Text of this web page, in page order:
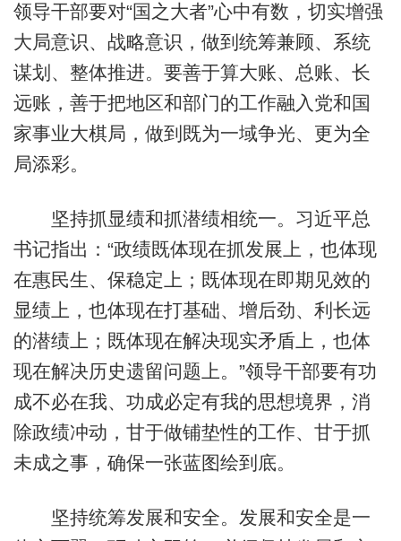
领导干部要对“国之大者”心中有数，切实增强
大局意识、战略意识，做到统筹兼顾、系统
谋划、整体推进。要善于算大账、总账、长
远账，善于把地区和部门的工作融入党和国
家事业大棋局，做到既为一域争光、更为全
局添彩。
坚持抓显绩和抓潜绩相统一。习近平总
书记指出：“政绩既体现在抓发展上，也体现
在惠民生、保稳定上；既体现在即期见效的
显绩上，也体现在打基础、增后劲、利长远
的潜绩上；既体现在解决现实矛盾上，也体
现在解决历史遗留问题上。”领导干部要有功
成不必在我、功成必定有我的思想境界，消
除政绩冲动，甘于做铺垫性的工作、甘于抓
未成之事，确保一张蓝图绘到底。
坚持统筹发展和安全。发展和安全是一